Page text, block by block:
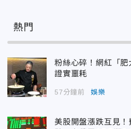
熱門
粉絲心碎！網紅「
證實噩耗
57分鐘前 娛樂
美股開盤漲跌互見